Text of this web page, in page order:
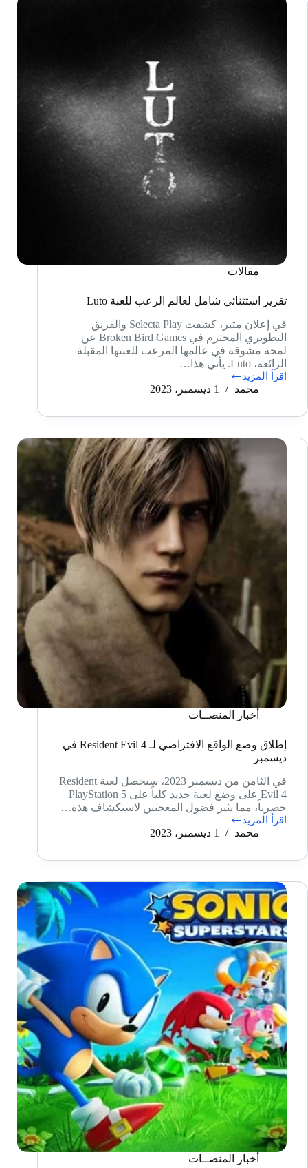
مقالات
تقرير استثنائي شامل لعالم الرعب للعبة Luto
في إعلان مثير، كشفت Selecta Play والفريق
التطويري المحترم في Broken Bird Games عن
لمحة مشوقة في عالمها المرعب للعبتها المقبلة
الرائعة، Luto. يأتي هذا…
اقرأ المزيد
تقرير
استثنائي
لعالم
للعبة
محمد 1 ديسمبر، 2023
أخبار المنصــات
إطلاق وضع الواقع الافتراضي لـ Resident Evil 4 في
ديسمبر
في الثامن من ديسمبر 2023، سيحصل لعبة Resident
Evil 4 على وضع لعبة جديد كلياً على PlayStation 5
حصرياً، مما يثير فضول المعجبين لاستكشاف هذه…
اقرأ المزيد
إطلاق
الافتراضي
Resident
Evil
4
في
ديسمبر
محمد 1 ديسمبر، 2023
أخبار المنصــات